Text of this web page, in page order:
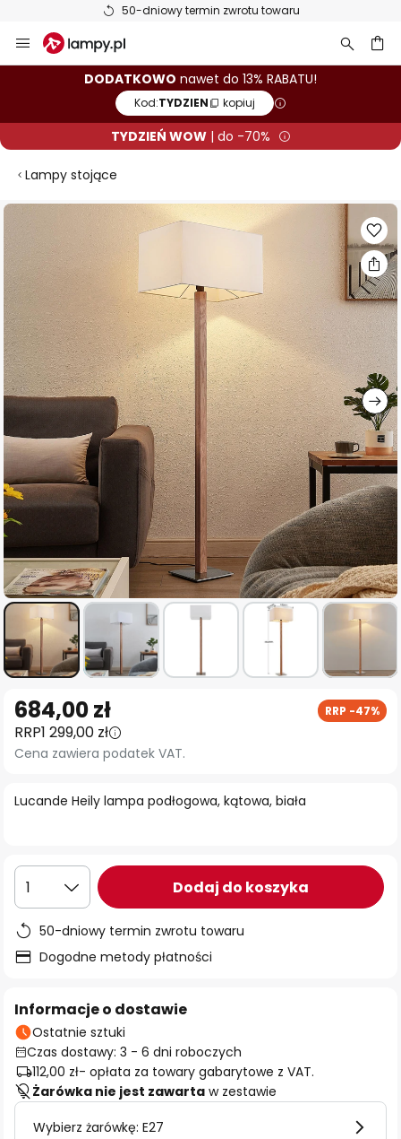
50-dniowy termin zwrotu towaru
Przejdź
do
DODATKOWO nawet do 13% RABATU!
Kod:TYDZIEN kopiuj
TYDZIEŃ WOW| do -70%
Lampy stojące
Przejdź
na
koniec
galerii
na
początek
galerii
Lucande Heily lampa podłogowa, kątowa, biała
684,00 zł RRP -47%
RRP1 299,00 zł
Cena zawiera podatek VAT.
1 Dodaj do koszyka
50-dniowy termin zwrotu towaru
Dogodne metody płatności
Informacje o dostawie
Ostatnie sztuki
Czas dostawy: 3 - 6 dni roboczych
112,00 zł- opłata za towary gabarytowe z VAT.
Żarówka nie jest zawarta w zestawie
Wybierz żarówkę: E27